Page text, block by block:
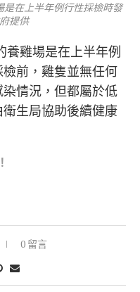
在上半年例行性採檢時發
提供
養雞場是在上半年例
前，雞隻並無任何
情況，但都屬於低
生局協助後續健康
0 留言